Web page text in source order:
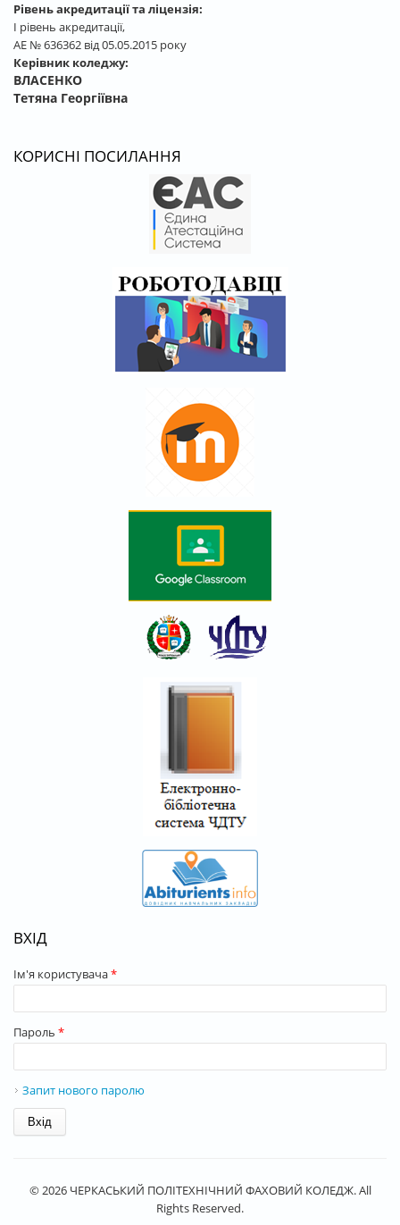
Рівень акредитації та ліцензія:
І рівень акредитації,
АЕ № 636362 від 05.05.2015 року
Керівник коледжу:
ВЛАСЕНКО
Тетяна Георгіївна
КОРИСНІ ПОСИЛАННЯ
ВХІД
Ім'я користувача*
Пароль *
Запит нового паролю
© 2026 ЧЕРКАСЬКИЙ ПОЛІТЕХНІЧНИЙ ФАХОВИЙ КОЛЕДЖ. All
Rights Reserved.